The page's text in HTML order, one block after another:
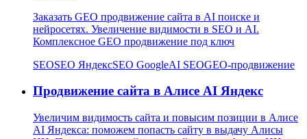
Заказать GEO продвижение сайта в AI поиске и
нейросетях. Увеличение видимости в SEO и AI.
Комплексное GEO продвижение под ключ
SEOSEO ЯндексSEO GoogleAI SEOGEO-продвижение
Продвижение сайта в Алисе AI Яндекс
Увеличим видимость сайта и повысим позиции в Алисе
AI Яндекса: поможем попасть сайту в выдачу Алисы